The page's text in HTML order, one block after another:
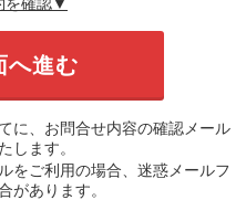
に、お問合せ内容の確認メール
します。
をご利用の場合、迷惑メールフ
があります。